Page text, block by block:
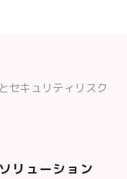
セキュリティリスク
ソリューション